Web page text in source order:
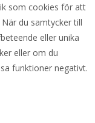
som cookies för att
du samtycker till
eller unika
eller om du
funktioner negativt.